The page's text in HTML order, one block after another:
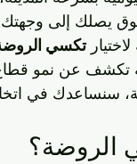
يصلك إلى وجهتك
تكسي
سنساعدك في
الروضة؟